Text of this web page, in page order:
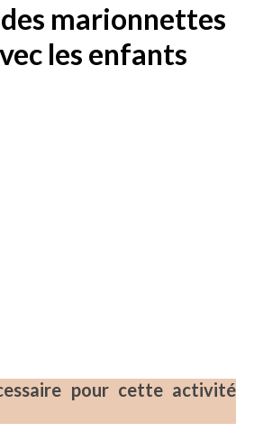
marionnettes
les enfants
pour cette activité